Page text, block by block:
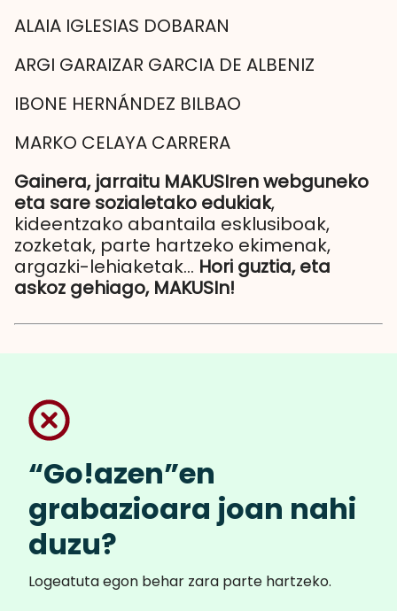
ALAIA IGLESIAS DOBARAN
ARGI GARAIZAR GARCIA DE ALBENIZ
IBONE HERNÁNDEZ BILBAO
MARKO CELAYA CARRERA
Gainera, jarraitu MAKUSIren webguneko
eta sare sozialetako edukiak,
kideentzako abantaila esklusiboak,
zozketak, parte hartzeko ekimenak,
argazki-lehiaketak... Hori guztia, eta
askoz gehiago, MAKUSIn!
“Go!azen”en
grabazioara joan nahi
duzu?
Logeatuta egon behar zara parte hartzeko.